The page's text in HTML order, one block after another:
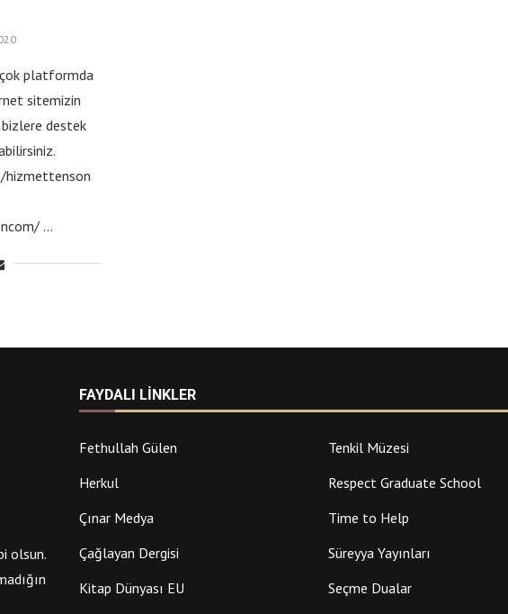
platformda
sitemizin
bizlere destek
…
olsun.
FAYDALI LINKLER
Fethullah Gülen Tenkil Müzesi
Herkul
Respect Graduate School
Çınar Medya
Time to Help
Çağlayan Dergisi
Süreyya Yayınları
Kitap Dünyası EU
Seçme Dualar